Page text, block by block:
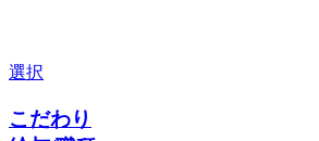
選択
こだわり